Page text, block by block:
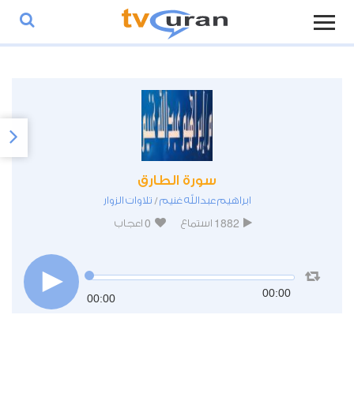
سورة الطارق
ابراهيم عبدالله غنيم/ تلاوات الزوار
1882 استماع 0 اعجاب
00:00 00:00